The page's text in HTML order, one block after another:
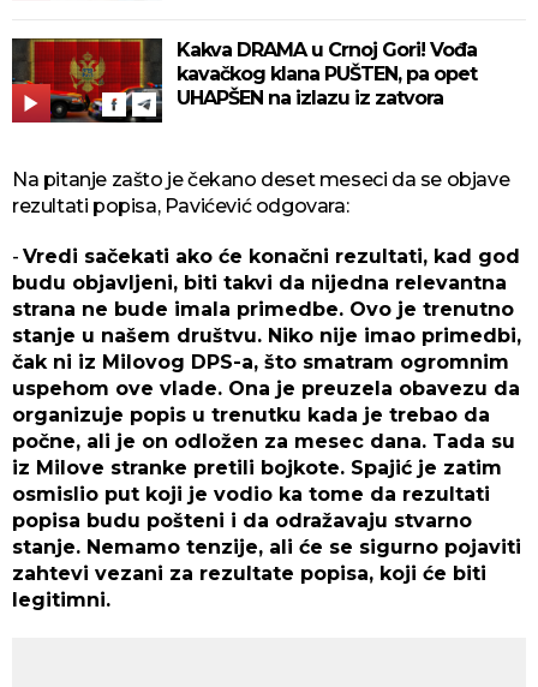
Kakva DRAMA u Crnoj Gori! Vođa
kavačkog klana PUŠTEN, pa opet
UHAPŠEN na izlazu iz zatvora
Na pitanje zašto je čekano deset meseci da se objave
rezultati popisa, Pavićević odgovara:
-Vredi sačekati ako će konačni rezultati, kad god
budu objavljeni, biti takvi da nijedna relevantna
strana ne bude imala primedbe. Ovo je trenutno
stanje u našem društvu. Niko nije imao primedbi,
čak ni iz Milovog DPS-a, što smatram ogromnim
uspehom ove vlade. Ona je preuzela obavezu da
organizuje popis u trenutku kada je trebao da
počne, ali je on odložen za mesec dana. Tada su
iz Milove stranke pretili bojkote. Spajić je zatim
osmislio put koji je vodio ka tome da rezultati
popisa budu pošteni i da odražavaju stvarno
stanje. Nemamo tenzije, ali će se sigurno pojaviti
zahtevi vezani za rezultate popisa, koji će biti
legitimni.